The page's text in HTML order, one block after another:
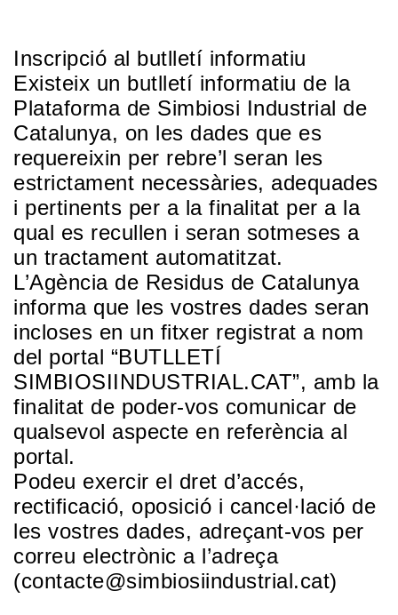
Inscripció al butlletí informatiu
Existeix un butlletí informatiu de la
Plataforma de Simbiosi Industrial de
Catalunya, on les dades que es
requereixin per rebre’l seran les
estrictament necessàries, adequades
i pertinents per a la finalitat per a la
qual es recullen i seran sotmeses a
un tractament automatitzat.
L’Agència de Residus de Catalunya
informa que les vostres dades seran
incloses en un fitxer registrat a nom
del portal “BUTLLETÍ
SIMBIOSIINDUSTRIAL.CAT”, amb la
finalitat de poder-vos comunicar de
qualsevol aspecte en referència al
portal.
Podeu exercir el dret d’accés,
rectificació, oposició i cancel·lació de
les vostres dades, adreçant-vos per
correu electrònic a l’adreça
(contacte@simbiosiindustrial.cat)